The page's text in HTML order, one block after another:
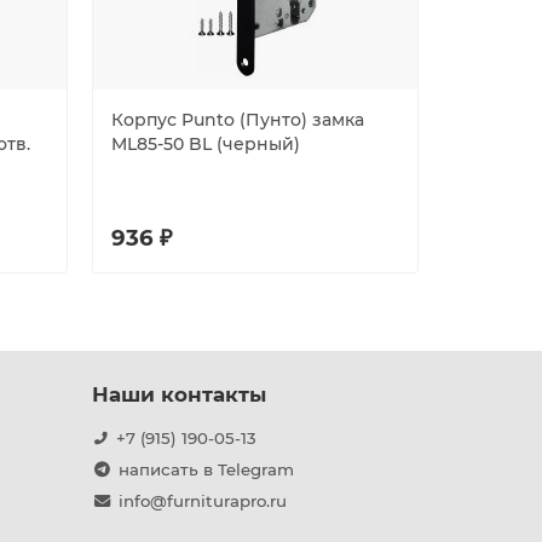
Корпус Punto (Пунто) замка
ML85-50 BL (черный)
936 ₽
Наши контакты
+7 (915) 190-05-13
написать в Telegram
info@furniturapro.ru